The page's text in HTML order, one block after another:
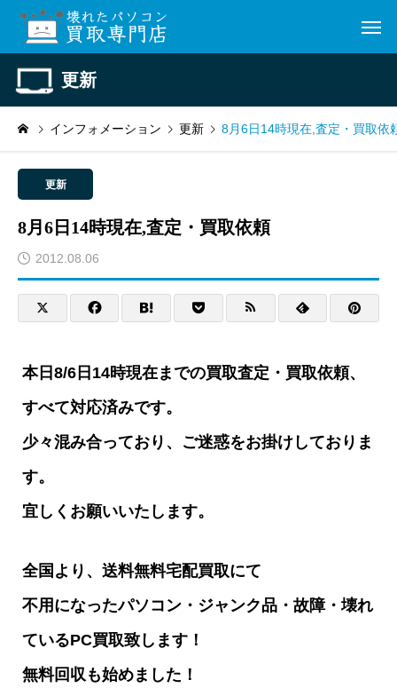
更新
インフォメーション 更新 8月6日14時現在,査定・買取依
更新
8月6日14時現在,査定・買取依頼
2012.08.06
本日8/6日14時現在までの買取査定・買取依頼、
すべて対応済みです。
少々混み合っており、ご迷惑をお掛けしておりま
す。
宜しくお願いいたします。
全国より、送料無料宅配買取にて
不用になったパソコン・ジャンク品・故障・壊れ
ているPC買取致します！
無料回収も始めました！